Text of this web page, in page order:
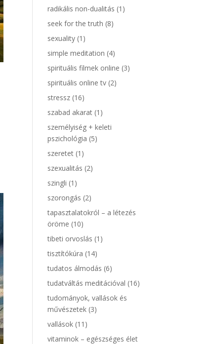
radikális non-dualitás (1)
seek for the truth (8)
sexuality (1)
simple meditation (4)
spirituális filmek online (3)
spirituális online tv (2)
stressz (16)
szabad akarat (1)
személyiség + keleti
pszichológia (5)
szeretet (1)
szexualitás (2)
szingli (1)
szorongás (2)
tapasztalatokról – a létezés
öröme (10)
tibeti orvoslás (1)
tisztítókúra (14)
tudatos álmodás (6)
tudatváltás meditációval (16)
tudományok, vallások és
művészetek (3)
vallások (11)
vitaminok – egészséges élet